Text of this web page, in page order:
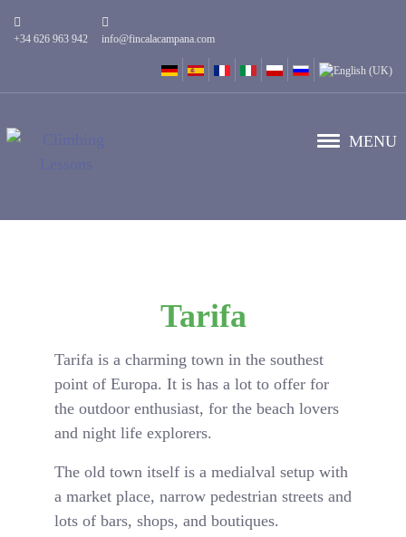
+34 626 963 942 info@fincalacampana.com
MENU
Tarifa
Tarifa is a charming town in the southest
point of Europa. It is has a lot to offer for
the outdoor enthusiast, for the beach lovers
and night life explorers.
The old town itself is a medialval setup with
a market place, narrow pedestrian streets and
lots of bars, shops, and boutiques.